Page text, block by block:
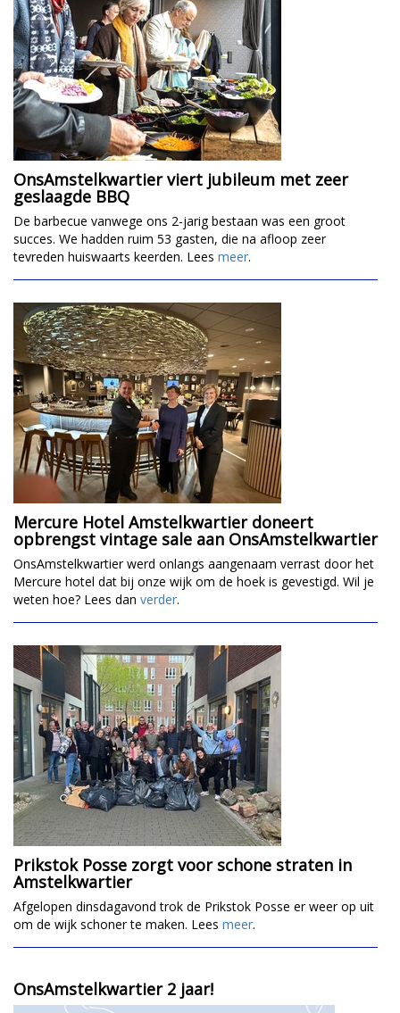
OnsAmstelkwartier viert jubileum met zeer
geslaagde BBQ
De barbecue vanwege ons 2-jarig bestaan was een groot
succes. We hadden ruim 53 gasten, die na afloop zeer
tevreden huiswaarts keerden. Lees meer.
Mercure Hotel Amstelkwartier doneert
opbrengst vintage sale aan OnsAmstelkwartier
OnsAmstelkwartier werd onlangs aangenaam verrast door het
Mercure hotel dat bij onze wijk om de hoek is gevestigd. Wil je
weten hoe? Lees dan verder.
Prikstok Posse zorgt voor schone straten in
Amstelkwartier
Afgelopen dinsdagavond trok de Prikstok Posse er weer op uit
om de wijk schoner te maken. Lees meer.
OnsAmstelkwartier 2 jaar!